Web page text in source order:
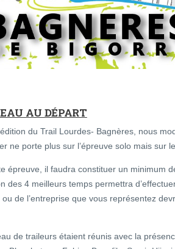
AU DÉPART
du Trail Lourdes- Bagnères, nous
ne porte plus sur l’épreuve solo mais sur
épreuve, il faudra constituer un minimum
des 4 meilleurs temps permettra
de l’entreprise que vous représentez
de traileurs étaient réunis avec la